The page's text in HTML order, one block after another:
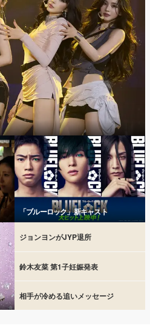
「ブルーロック」新キャスト
ジョンヨンがJYP退所
鈴木友菜 第1子妊娠発表
相手が冷める追いメッセージ